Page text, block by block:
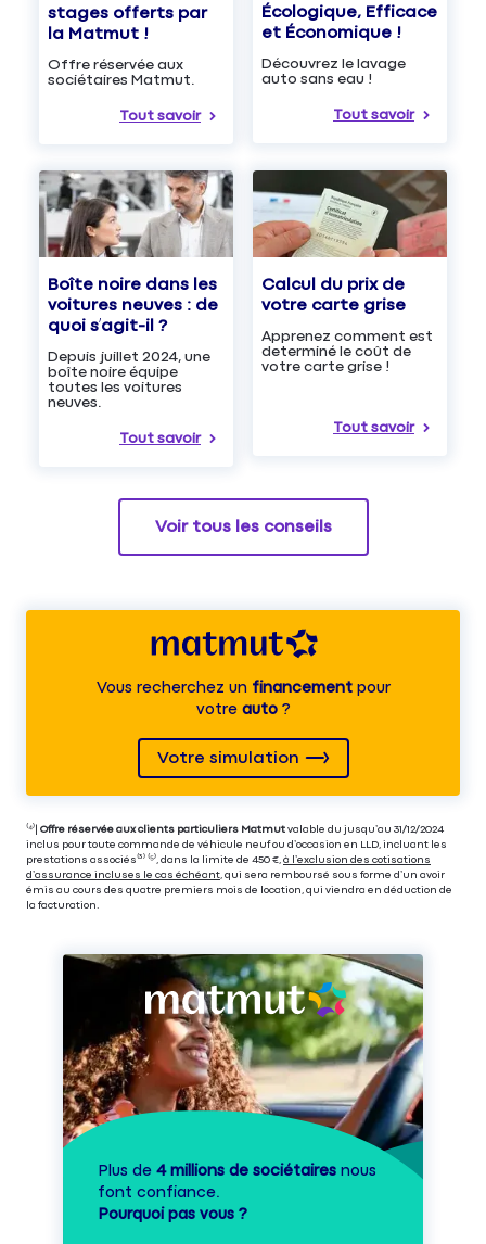
stages offerts par
la Matmut !
Offre réservée aux
sociétaires Matmut.
Tout savoir
Écologique, Efficace
et Économique !
Découvrez le lavage
auto sans eau !
Tout savoir
Boîte noire dans les
voitures neuves : de
quoi s’agit-il ?
Depuis juillet 2024, une
boîte noire équipe
toutes les voitures
neuves.
Tout savoir
Calcul du prix de
votre carte grise
Apprenez comment est
determiné le coût de
votre carte grise !
Tout savoir
Voir tous les conseils
Vous recherchez unfinancementpour
votre auto?
Votre simulation
⁽⁴⁾| Offre réservée aux clients particuliers Matmut valable du jusqu’au 31/12/2024
inclus pour toute commande de véhicule neuf ou d’occasion en LLD, incluant les
prestations associés⁽³⁾ ⁽⁵⁾, dans la limite de 450 €, à l’exclusion des cotisations
d’assurance incluses le cas échéant, qui sera remboursé sous forme d’un avoir
émis au cours des quatre premiers mois de location, qui viendra en déduction de
la facturation.
Plus de 4 millions de sociétaires nous
font confiance.
Pourquoi pas vous ?